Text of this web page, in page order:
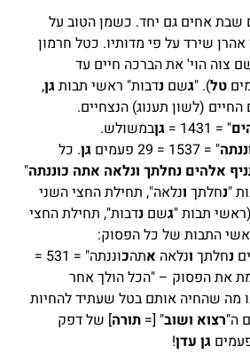
שבת אחים גם יחד. כשמן הטוב על
שירד על פי מדותיו. כטל חרמון
צוה הוי' את הברכה חיים עד
טל). "גשם נדבות" ראשי תבותגן,
(לשון תענוג) הנצחיים.
" = 1431 = גןבמשולש.
" = 1537 = 29 פעמים גן. כל
אלהים נחלתך ונלאה אתה כוננתה"
"נחלתך ונלאה", תחילת החצי השני
(ראשי תבות "גשם נדבות", תחילת החצי
התבות של כל הפסוק:
נחלתך ונלאה אתהכ
וננתה" = 531 =
את הפסוק – "הכל הולך אחר
מה שהחיה אותם בטל שעתיד להחיות
ה"רצוא ושוב" [=תורה] של דפק
גן עדן!